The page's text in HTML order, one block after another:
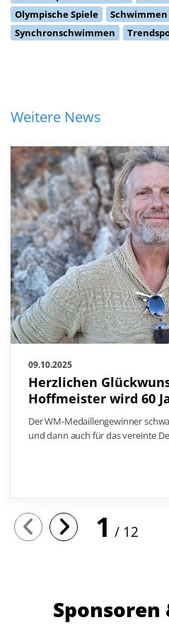
Olympische Spiele
Schwimmen
Synchronschwimmen
Weitere News
09.10.2025
Herzlichen
Hoffmeister wird 60
Der WM-Medaillengewinner
und dann auch für das vereinte
1 12